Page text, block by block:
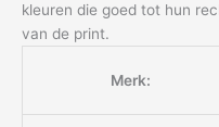
kleuren die goed tot hun
van de print.
Merk: